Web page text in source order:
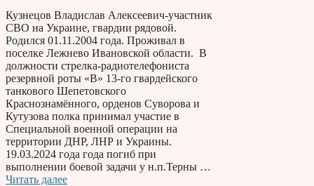
Кузнецов Владислав Алексеевич-участник
СВО на Украине, гвардии рядовой.
Родился 01.11.2004 года. Проживал в
поселке Лежнево Ивановской области. В
должности стрелка-радиотелефониста
резервной роты «В» 13-го гвардейского
танкового Шепетовского
Краснознамённого, орденов Суворова и
Кутузова полка принимал участие в
Специальной военной операции на
территории ДНР, ЛНР и Украины.
19.03.2024 года года погиб при
выполнении боевой задачи у н.п.Терны …
Читать далее